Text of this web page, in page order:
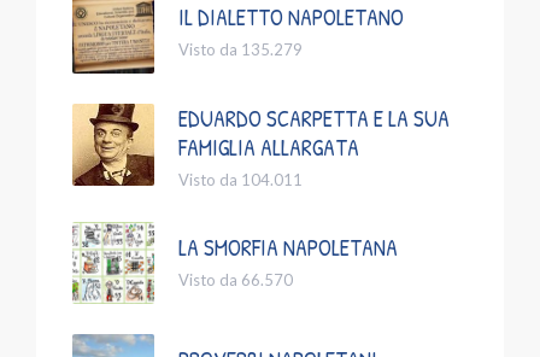
IL DIALETTO NAPOLETANO
Visto da 135.279
EDUARDO SCARPETTA E LA SUA
FAMIGLIA ALLARGATA
Visto da 104.011
LA SMORFIA NAPOLETANA
Visto da 66.570